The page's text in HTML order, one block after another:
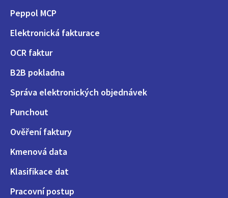
Peppol MCP
Elektronická fakturace
OCR faktur
B2B pokladna
Správa elektronických objednávek
Punchout
Ověření faktury
Kmenová data
Klasifikace dat
Pracovní postup